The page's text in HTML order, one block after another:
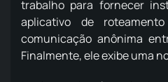
trabalho para fornecer
aplicativo de
comunicação anônima
Finalmente, ele exibe uma